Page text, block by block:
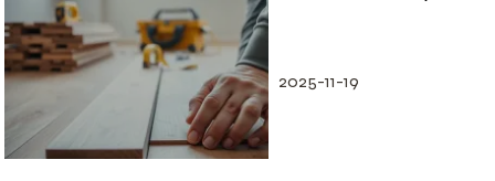
2025-11-19